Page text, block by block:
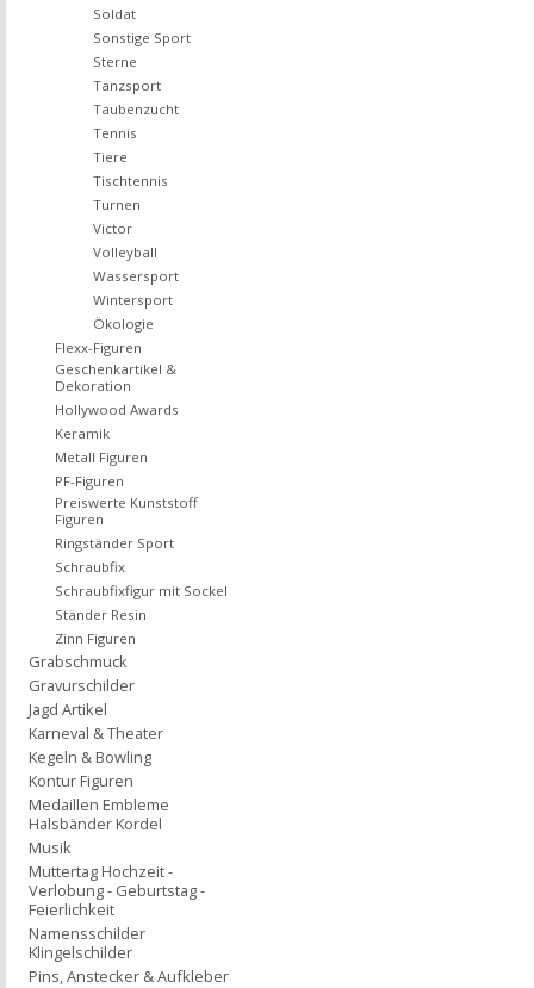
Soldat
Sonstige Sport
Sterne
Tanzsport
Taubenzucht
Tennis
Tiere
Tischtennis
Turnen
Victor
Volleyball
Wassersport
Wintersport
Ökologie
Flexx-Figuren
Geschenkartikel &
Dekoration
Hollywood Awards
Keramik
Metall Figuren
PF-Figuren
Preiswerte Kunststoff
Figuren
Ringständer Sport
Schraubfix
Schraubfixfigur mit Sockel
Ständer Resin
Zinn Figuren
Grabschmuck
Gravurschilder
Jagd Artikel
Karneval & Theater
Kegeln & Bowling
Kontur Figuren
Medaillen Embleme
Halsbänder Kordel
Musik
Muttertag Hochzeit -
Verlobung - Geburtstag -
Feierlichkeit
Namensschilder
Klingelschilder
Pins, Anstecker & Aufkleber